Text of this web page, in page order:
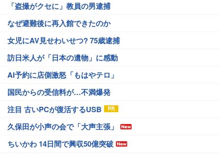
「盗撮がクセに」教員の男逮捕
なぜ避難後に再入館できたのか
女児にAV見せわいせつ? 75歳逮捕
訪日米人が「日本の遺物」に感動
AI予約に店側激怒「もはやテロ」
国民からの受信料が…不満爆発
注目 古いPCが復活するUSB
久保田が小声の会で「大声主張」
ちいかわ 14日間で興収50億突破